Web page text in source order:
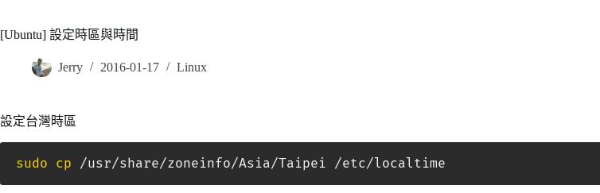
[Ubuntu] 設定時區與時間
Jerry 2016-01-17 Linux
設定台灣時區
sudo cp /usr/share/zoneinfo/Asia/Taipei /etc/localtime